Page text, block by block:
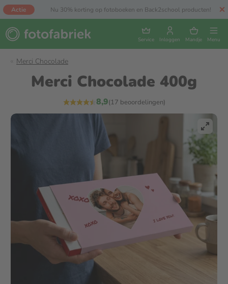
Actie Nu 30% korting op fotoboeken en Back2school producten!
Service Inloggen Mandje Menu
Merci Chocolade
Merci Chocolade 400g
8,9(17 beoordelingen)